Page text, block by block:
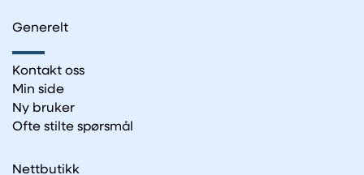
Generelt
Kontakt oss
Min side
Ny bruker
Ofte stilte spørsmål
Nettbutikk